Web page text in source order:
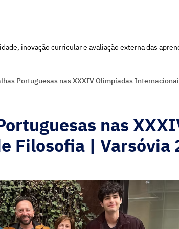
inovação curricular e avaliação externa das
Portuguesas nas XXXIV Olimpíadas
nas
Filosofia | Varsóvia